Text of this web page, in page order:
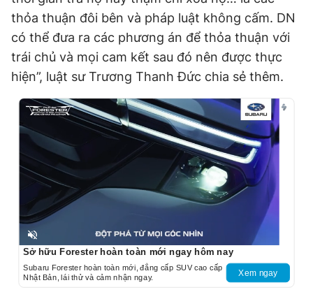
thỏa thuận đôi bên và pháp luật không cấm. DN
có thể đưa ra các phương án để thỏa thuận với
trái chủ và mọi cam kết sau đó nên được thực
hiện”, luật sư Trương Thanh Đức chia sẻ thêm.
Unmute
Sở hữu Forester hoàn toàn mới ngay hôm nay
Subaru Forester hoàn toàn mới, đẳng cấp SUV cao cấp
Nhật Bản, lái thử và cảm nhận ngay.
Xem ngay